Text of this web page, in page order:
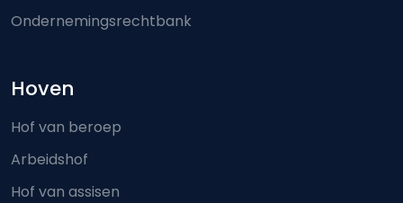
Ondernemingsrechtbank
Hoven
Hof van beroep
Arbeidshof
Hof van assisen